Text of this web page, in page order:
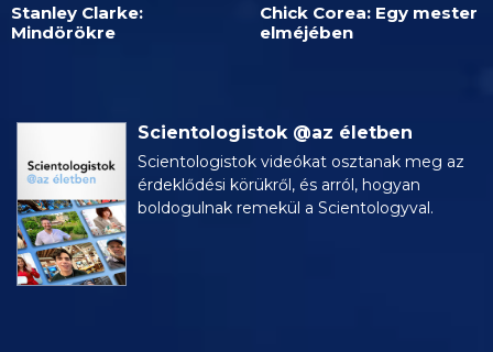
Stanley Clarke:
Mindörökre
Chick Corea: Egy mester
elméjében
Scientologistok @az életben
Scientologistok videókat osztanak meg az
érdeklődési körükről, és arról, hogyan
boldogulnak remekül a Scientologyval.